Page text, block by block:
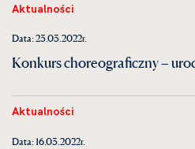
Aktualności
Data: 23.03.2022r.
Konkurs choreograficzny –
Aktualności
Data: 16.03.2022r.